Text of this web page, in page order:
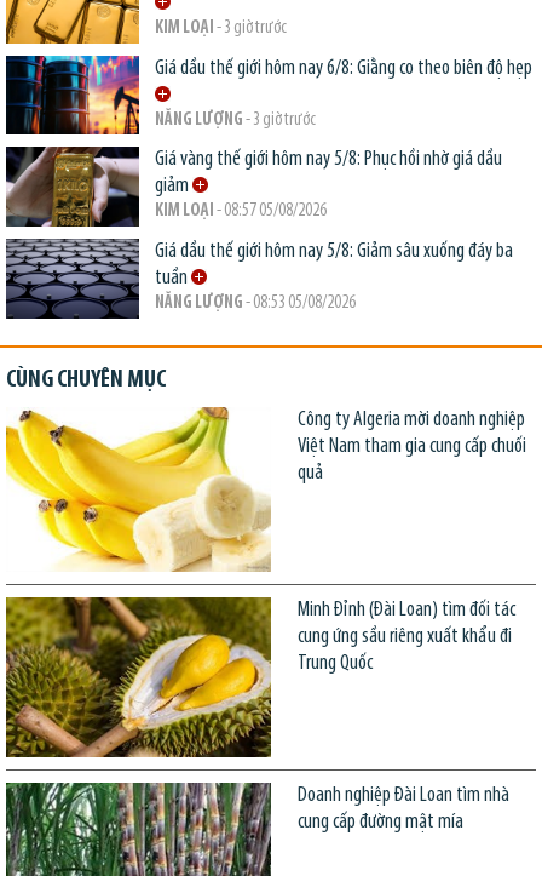
KIM LOẠI - 3 giờ trước
Giá dầu thế giới hôm nay 6/8: Giằng co theo biên độ hẹp
NĂNG LƯỢNG - 3 giờ trước
Giá vàng thế giới hôm nay 5/8: Phục hồi nhờ giá dầu
giảm
KIM LOẠI - 08:57 05/08/2026
Giá dầu thế giới hôm nay 5/8: Giảm sâu xuống đáy ba
tuần
NĂNG LƯỢNG - 08:53 05/08/2026
CÙNG CHUYÊN MỤC
Công ty Algeria mời doanh nghiệp
Việt Nam tham gia cung cấp chuối
quả
Minh Đỉnh (Đài Loan) tìm đối tác
cung ứng sầu riêng xuất khẩu đi
Trung Quốc
Doanh nghiệp Đài Loan tìm nhà
cung cấp đường mật mía